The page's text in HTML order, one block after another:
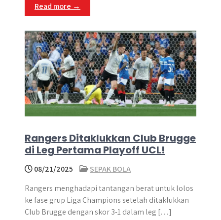
Read more →
Rangers Ditaklukkan Club Brugge
di Leg Pertama Playoff UCL!
08/21/2025
SEPAK BOLA
Rangers menghadapi tantangan berat untuk lolos
ke fase grup Liga Champions setelah ditaklukkan
Club Brugge dengan skor 3-1 dalam leg […]